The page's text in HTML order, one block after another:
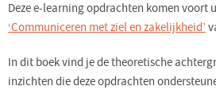
Deze e-learning opdrachten komen voort
‘Communiceren met ziel en zakelijkheid’
In dit boek vind je de theoretische
inzichten die deze opdrachten